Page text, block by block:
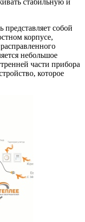
представляет собой
корпусе,
небольшое
части прибора
которое